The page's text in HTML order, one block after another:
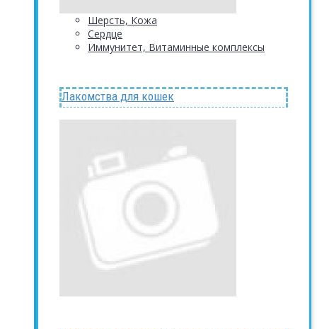
Шерсть, Кожа
Сердце
Иммунитет, Витаминные комплексы
Лакомства для кошек